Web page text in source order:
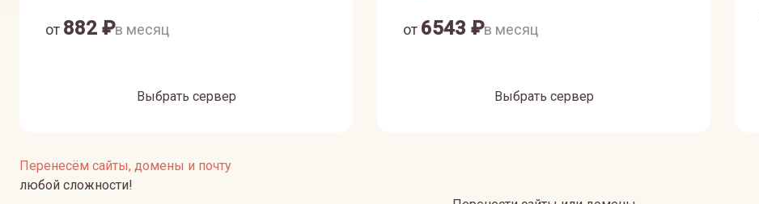
от 882 ₽в месяц
Выбрать сервер
от 6543 ₽в месяц
Выбрать сервер
Перенесём сайты, домены и почту
любой сложности!